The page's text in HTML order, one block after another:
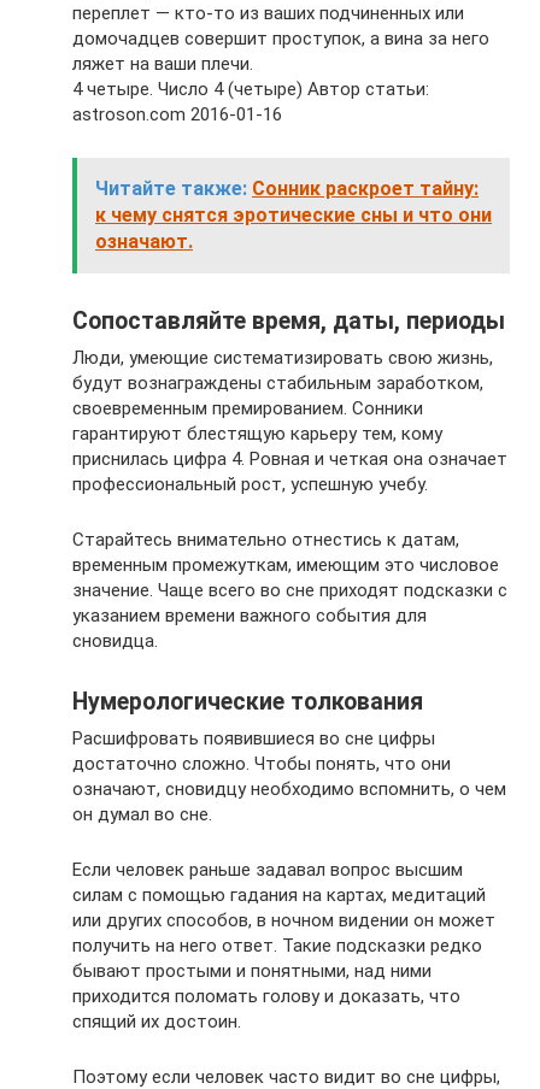
переплет — кто-то из ваших подчиненных или
домочадцев совершит проступок, а вина за него
ляжет на ваши плечи.
4 четыре. Число 4 (четыре) Автор статьи:
astroson.com 2016-01-16
Читайте также: Сонник раскроет тайну:
к чему снятся эротические сны и что они
означают.
Сопоставляйте время, даты, периоды
Люди, умеющие систематизировать свою жизнь,
будут вознаграждены стабильным заработком,
своевременным премированием. Сонники
гарантируют блестящую карьеру тем, кому
приснилась цифра 4. Ровная и четкая она означает
профессиональный рост, успешную учебу.
Старайтесь внимательно отнестись к датам,
временным промежуткам, имеющим это числовое
значение. Чаще всего во сне приходят подсказки с
указанием времени важного события для
сновидца.
Нумерологические толкования
Расшифровать появившиеся во сне цифры
достаточно сложно. Чтобы понять, что они
означают, сновидцу необходимо вспомнить, о чем
он думал во сне.
Если человек раньше задавал вопрос высшим
силам с помощью гадания на картах, медитаций
или других способов, в ночном видении он может
получить на него ответ. Такие подсказки редко
бывают простыми и понятными, над ними
приходится поломать голову и доказать, что
спящий их достоин.
Поэтому если человек часто видит во сне цифры,